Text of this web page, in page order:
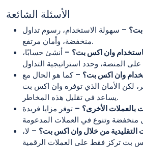
الأسئلة الشائعة
بت؟ – سهولة الاستخدام، رسوم تداول
منخفضة، وأمان مرتفع.
وان اكس بت؟ – أنشئ حسابًا،
وان اكس بت؟ – كما هو الحال مع
لكن الأمان الذي توفره وان اكس بت
يساعد في تقليل هذه المخاطر.
الأخرى؟ – توفر مزايا فريدة
التقليدية من خلال وان اكس بت؟ – لا،